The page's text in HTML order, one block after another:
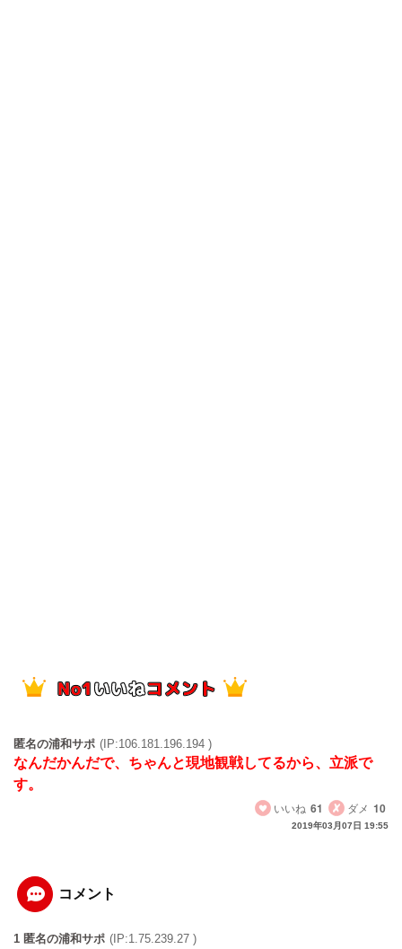
匿名の浦和サポ (IP:106.181.196.194 )
なんだかんだで、ちゃんと現地観戦してるから、立派で
す。
いいね 61 ダメ 10
2019年03月07日 19:55
コメント
1 匿名の浦和サポ (IP:1.75.239.27 )